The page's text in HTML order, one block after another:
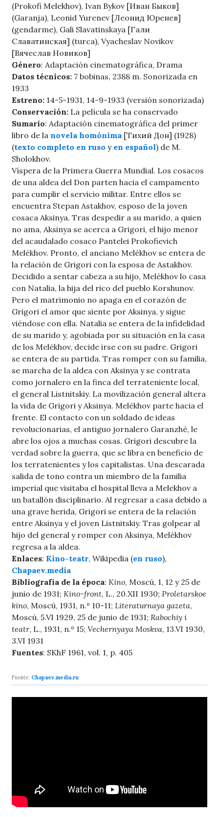
(Prokofi Melekhov), Ivan Bykov [Иван Быков]
(Garanja), Leonid Yurenev [Леонид Юренев]
(gendarme), Gali Slavatinskaya [Гали
Славатинская] (turca), Vyacheslav Novikov
[Вячеслав Новиков]
Género: Adaptación cinematográfica, Drama
Datos técnicos: 7 bobinas, 2388 m. Sonorizada en
1933
Estreno: 14-5-1931, 14-9-1933 (versión sonorizada)
Conservación: La película se ha conservado
Sumario: Adaptación cinematográfica del primer
libro de la novela homónima [Тихий Дон] (1928)
(texto completo en ruso y en español) de M.
Sholokhov.
Víspera de la Primera Guerra Mundial. Los cosacos
de una aldea del Don parten hacia el campamento
para cumplir el servicio militar. Entre ellos se
encuentra Stepan Astakhov, esposo de la joven
cosaca Aksinya. Tras despedir a su marido, a quien
no ama, Aksinya se acerca a Grigori, el hijo menor
del acaudalado cosaco Pantelei Prokofievich
Melékhov. Pronto, el anciano Melékhov se entera de
la relación de Grigori con la esposa de Astakhov.
Decidido a sentar cabeza a su hijo, Melékhov lo casa
con Natalia, la hija del rico del pueblo Korshunov.
Pero el matrimonio no apaga en el corazón de
Grigori el amor que siente por Aksinya, y sigue
viéndose con ella. Natalia se entera de la infidelidad
de su marido y, agobiada por su situación en la casa
de los Melékhov, decide irse con su padre. Grigori
se entera de su partida. Tras romper con su familia,
se marcha de la aldea con Aksinya y se contrata
como jornalero en la finca del terrateniente local,
el general Listnitskiy. La movilización general altera
la vida de Grigori y Aksinya. Melékhov parte hacia el
frente. El contacto con un soldado de ideas
revolucionarias, el antiguo jornalero Garanzhé, le
abre los ojos a muchas cosas. Grigori descubre la
verdad sobre la guerra, que se libra en beneficio de
los terratenientes y los capitalistas. Una descarada
salida de tono contra un miembro de la familia
imperial que visitaba el hospital lleva a Melekhov a
un batallón disciplinario. Al regresar a casa debido a
una grave herida, Grigori se entera de la relación
entre Aksinya y el joven Listnitskiy. Tras golpear al
hijo del general y romper con Aksinya, Melékhov
regresa a la aldea.
Enlaces: Kino-teatr, Wikipedia (en ruso),
Chapaev.media
Bibliografía de la época: Kino, Moscú, 1, 12 y 25 de
junio de 1931; Kino-front, L., 20.XII 1930; Proletarskoe
kino, Moscú, 1931, n.º 10-11; Literaturnaya gazeta,
Moscú, 5.VI 1929, 25 de junio de 1931; Rabochiy i
teatr, L., 1931, n.º 15; Vechernyaya Moskva, 13.VI 1930,
3.VI 1931
Fuentes: SKhF 1961, vol. 1, p. 405
Fuente: Chapaev.media.ru